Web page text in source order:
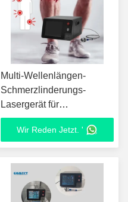
Multi-Wellenlängen-
Schmerzlinderungs-
Lasergerät für
Physiotherapie, Sport,
Erholung und
Rehabilitation
Wir Reden Jetzt. '